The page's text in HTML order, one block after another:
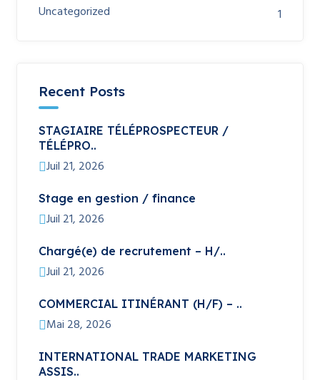
Uncategorized
1
Recent Posts
STAGIAIRE TÉLÉPROSPECTEUR /
TÉLÉPRO..
Juil 21, 2026
Stage en gestion / finance
Juil 21, 2026
Chargé(e) de recrutement – H/..
Juil 21, 2026
COMMERCIAL ITINÉRANT (H/F) – ..
Mai 28, 2026
INTERNATIONAL TRADE MARKETING
ASSIS..